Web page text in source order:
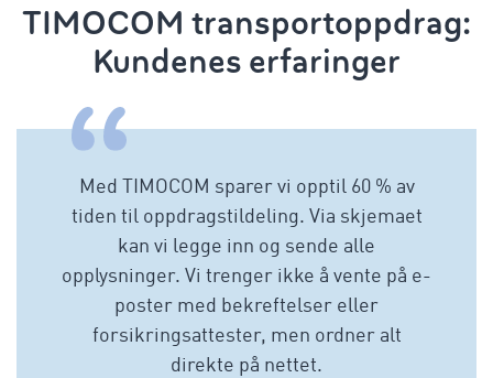
TIMOCOM transportoppdrag:
Kundenes erfaringer
Med TIMOCOM sparer vi opptil 60 % av
tiden til oppdragstildeling. Via skjemaet
kan vi legge inn og sende alle
opplysninger. Vi trenger ikke å vente på e-
poster med bekreftelser eller
forsikringsattester, men ordner alt
direkte på nettet.